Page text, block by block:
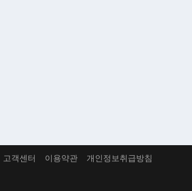
고객센터 이용약관 개인정보취급방침